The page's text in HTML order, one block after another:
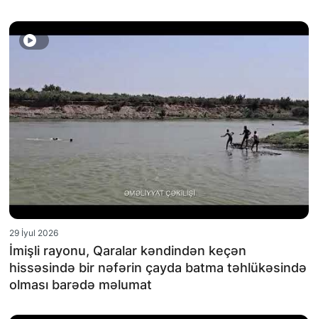
29 İyul 2026
İmişli rayonu, Qaralar kəndindən keçən
hissəsində bir nəfərin çayda batma təhlükəsində
olması barədə məlumat